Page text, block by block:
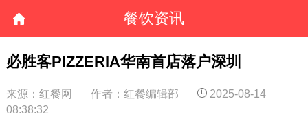
餐饮资讯
必胜客PIZZERIA华南首店落户深圳
来源：红餐网 作者：红餐编辑部
2025-08-14
08:38:32